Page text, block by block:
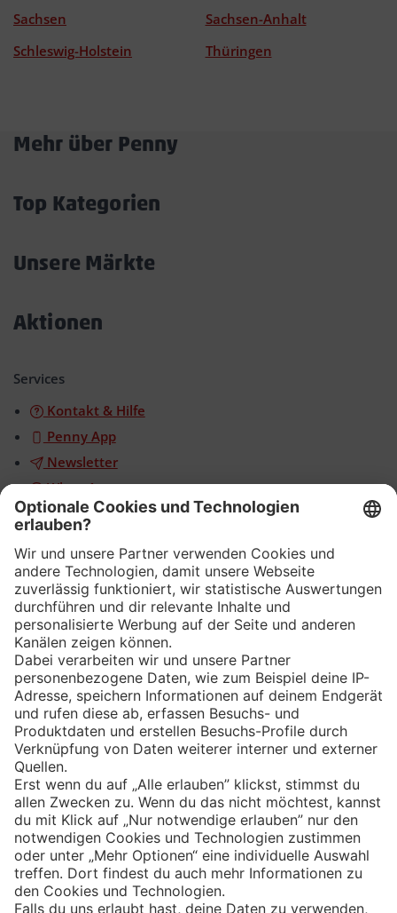
Sachsen
Sachsen-Anhalt
Schleswig-Holstein
Thüringen
Mehr über Penny
Top Kategorien
Unsere Märkte
Aktionen
Services
Kontakt & Hilfe
Penny App
Newsletter
WhatsApp
App
Eishockey